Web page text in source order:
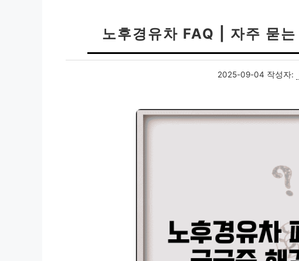
노후경유차 FAQ | 자주 묻
2025-09-04 작성자: